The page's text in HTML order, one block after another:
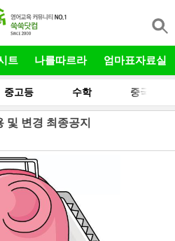
트 나를따르라 엄마표자료실
중고등 수학 중국어
및 변경 최종공지